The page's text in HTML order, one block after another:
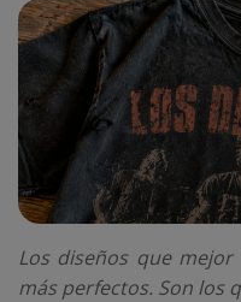
Los diseños que
más perfectos. Son los